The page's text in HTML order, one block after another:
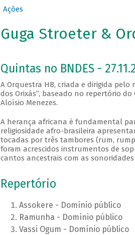
Ações
Guga Stroeter &
Quintas no BNDES -
A Orquestra HB, criada e dirigida
dos Orixás”, baseado no repertório do
Aloísio Menezes.
A herança africana é fundamental
religiosidade afro-brasileira
tocadas por três tambores (rum,
foram acrescidos instrumentos de
cantos ancestrais com as
Repertório
Assokere - Domínio público
Ramunha - Domínio público
Vassi Ogum - Domínio público